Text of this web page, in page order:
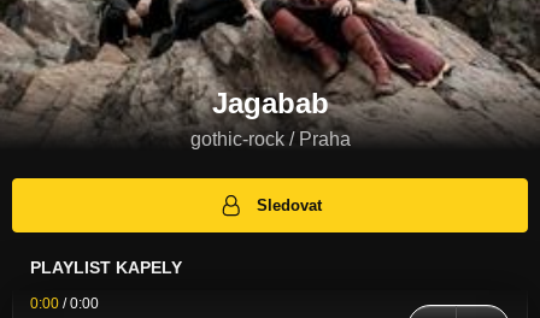
Jagabab
gothic-rock / Praha
Sledovat
PLAYLIST KAPELY
0:00 /0:00